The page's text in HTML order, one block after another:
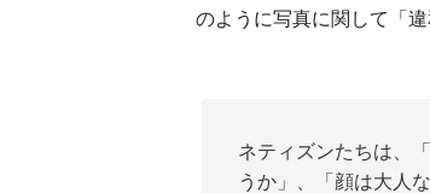
のように写真に関して「
ネティズンたちは、
うか」、「顔は大人